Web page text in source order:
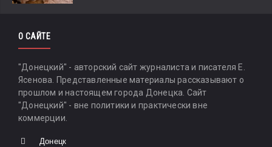
О САЙТЕ
"Донецкий" - авторский сайт журналиста и писателя Е.
Ясенова. Представленные материалы рассказывают о
прошлом и настоящем города Донецка. Сайт
"Донецкий" - вне политики и практически вне
коммерции.
Донецк